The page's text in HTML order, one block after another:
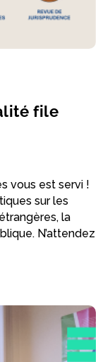
file
vous est servi !
sur les
la
N’attendez